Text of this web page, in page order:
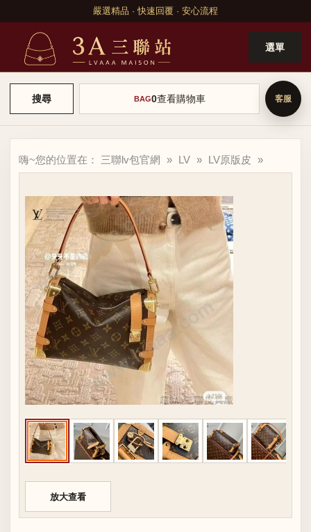
嚴選精品 · 快速回覆 · 安心流程
選單
搜尋 BAG0查看購物車
嗨~您的位置在： 三聯lv包官網 » LV » LV原版皮 »
放大查看